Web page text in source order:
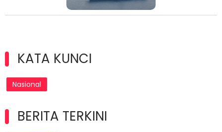
KATA KUNCI
Nasional
BERITA TERKINI